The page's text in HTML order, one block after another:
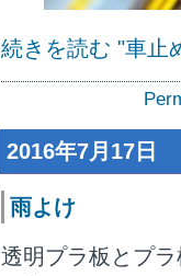
続きを読む "車止
2016年7月17日
雨よけ
透明プラ板とプ